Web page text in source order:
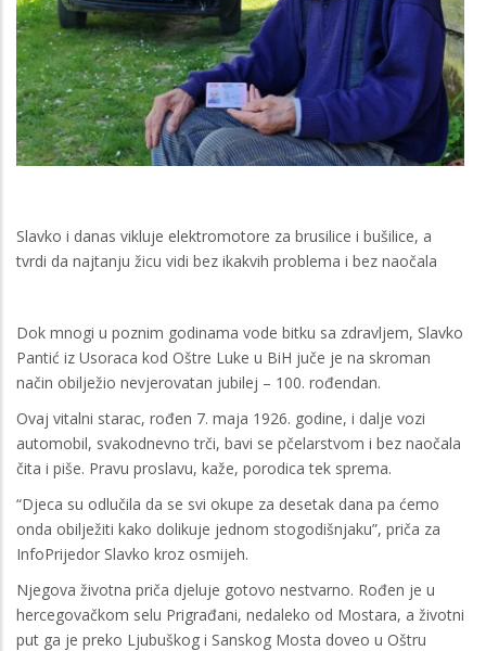
Slavko i danas vikluje elektromotore za brusilice i bušilice, a
tvrdi da najtanju žicu vidi bez ikakvih problema i bez naočala
Dok mnogi u poznim godinama vode bitku sa zdravljem, Slavko
Pantić iz Usoraca kod Oštre Luke u BiH juče je na skroman
način obilježio nevjerovatan jubilej – 100. rođendan.
Ovaj vitalni starac, rođen 7. maja 1926. godine, i dalje vozi
automobil, svakodnevno trči, bavi se pčelarstvom i bez naočala
čita i piše. Pravu proslavu, kaže, porodica tek sprema.
“Djeca su odlučila da se svi okupe za desetak dana pa ćemo
onda obilježiti kako dolikuje jednom stogodišnjaku”, priča za
InfoPrijedor Slavko kroz osmijeh.
Njegova životna priča djeluje gotovo nestvarno. Rođen je u
hercegovačkom selu Prigrađani, nedaleko od Mostara, a životni
put ga je preko Ljubuškog i Sanskog Mosta doveo u Oštru